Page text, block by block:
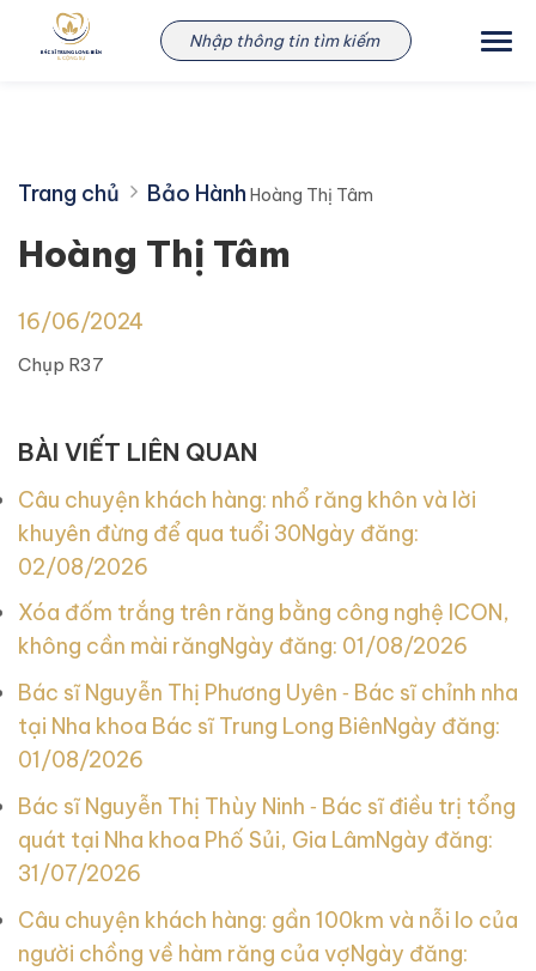
Hoàng Thị Tâm
Trang chủ Bảo Hành Hoàng Thị Tâm
Hoàng Thị Tâm
16/06/2024
Chụp R37
BÀI VIẾT LIÊN QUAN
Câu chuyện khách hàng: nhổ răng khôn và lời
khuyên đừng để qua tuổi 30Ngày đăng:
02/08/2026
Xóa đốm trắng trên răng bằng công nghệ ICON,
không cần mài răngNgày đăng: 01/08/2026
Bác sĩ Nguyễn Thị Phương Uyên ‑ Bác sĩ chỉnh nha
tại Nha khoa Bác sĩ Trung Long BiênNgày đăng:
01/08/2026
Bác sĩ Nguyễn Thị Thùy Ninh ‑ Bác sĩ điều trị tổng
quát tại Nha khoa Phố Sủi, Gia LâmNgày đăng:
31/07/2026
Câu chuyện khách hàng: gần 100km và nỗi lo của
người chồng về hàm răng của vợNgày đăng: